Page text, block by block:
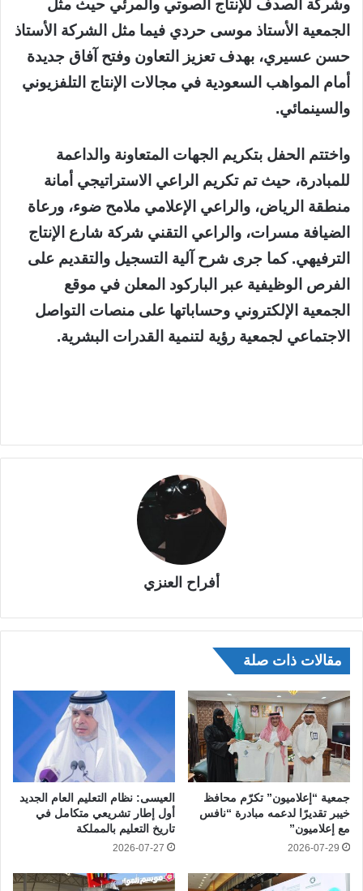
وشركة الصدف للإنتاج الصوتي والمرئي حيث مثل
الجمعية الأستاذ موسى حردي فيما مثل الشركة الأستاذ
حسن عسيري، بهدف تعزيز التعاون وفتح آفاق جديدة
أمام المواهب السعودية في مجالات الإنتاج التلفزيوني
والسينمائي.
واختتم الحفل بتكريم الجهات المتعاونة والداعمة
للمبادرة، حيث تم تكريم الراعي الاستراتيجي أمانة
منطقة الرياض، والراعي الإعلامي ملامح ضوء، ورعاة
الضيافة مسرات، والراعي التقني شركة شارع الإنتاج
الترفيهي. كما جرى شرح آلية التسجيل والتقديم على
الفرص الوظيفية عبر الباركود المعلن في موقع
الجمعية الإلكتروني وحساباتها على منصات التواصل
الاجتماعي لجمعية رؤية لتنمية القدرات البشرية.
أفراح العنزي
مقالات ذات صلة
جمعية “إعلاميون” تكرّم محافظ
خيبر تقديرًا لدعمه مبادرة “نافس
مع إعلاميون”
2026-07-29
العيسى: نظام التعليم العام الجديد
أول إطار تشريعي متكامل في
تاريخ التعليم بالمملكة
2026-07-27